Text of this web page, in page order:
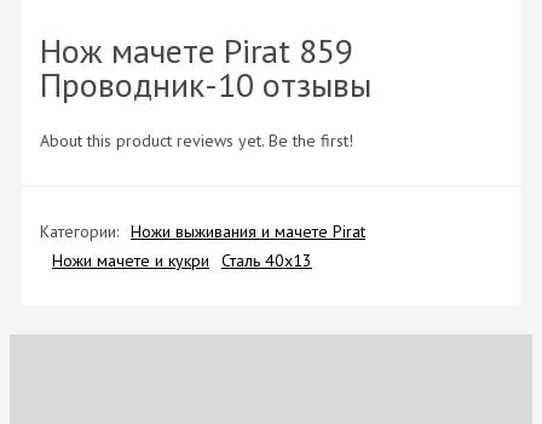
Нож мачете Pirat 859
Проводник-10 отзывы
About this product reviews yet. Be the first!
Категории: Ножи выживания и мачете Pirat
Ножи мачете и кукри
Сталь 40х13